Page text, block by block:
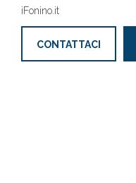
iFonino.it
CONTATTACI